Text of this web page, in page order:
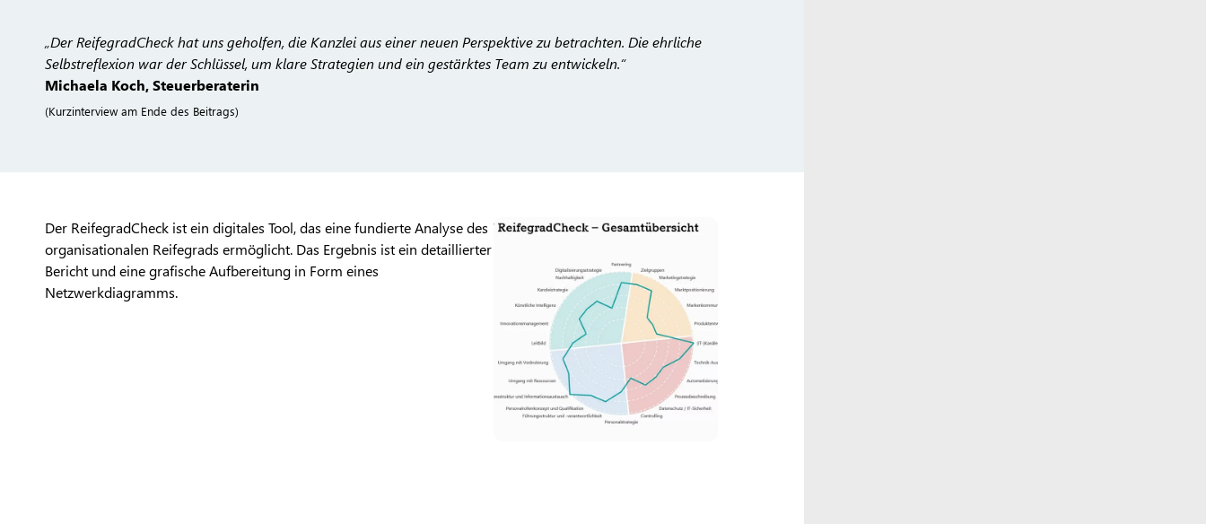
„Der ReifegradCheck hat uns geholfen, die Kanzlei aus einer neuen Perspektive zu betrachten. Die ehrliche
Selbstreflexion war der Schlüssel, um klare Strategien und ein gestärktes Team zu entwickeln.“
Michaela Koch, Steuerberaterin
(Kurzinterview am Ende des Beitrags)
Der ReifegradCheck ist ein digitales Tool, das eine fundierte Analyse des
organisationalen Reifegrads ermöglicht. Das Ergebnis ist ein detaillierter
Bericht und eine grafische Aufbereitung in Form eines
Netzwerkdiagramms.